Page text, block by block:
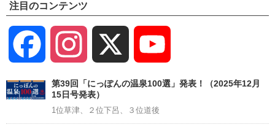
注目のコンテンツ
Facebook Instagram
Channel
第39回「にっぽんの温泉100選」発表！（2025年12月
15日号発表）
1位草津、２位下呂、３位道後